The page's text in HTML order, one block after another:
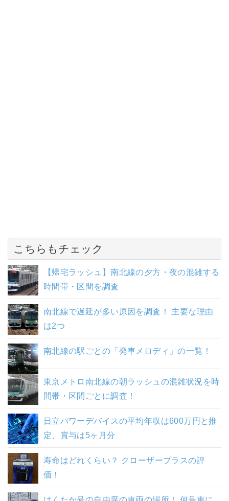
こちらもチェック
【帰宅ラッシュ】南北線の夕方・夜の混雑する
時間帯・区間を調査
南北線で遅延が多い原因を調査！ 主要な理由
は2つ
南北線の駅ごとの「発車メロディ」の一覧！
東京メトロ南北線の朝ラッシュの混雑状況を時
間帯・区間ごとに調査！
日立パワーデバイスの平均年収は600万円と推
定、賞与は5ヶ月分
寿命はどれくらい？ クローザープラスの評
価！